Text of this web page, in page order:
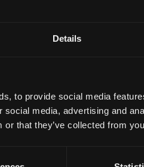
Details
to provide social media
media, advertising and
or that they’ve collected from
du kan kontakte os, hvis
af cookies.
om dig og din brug af
herunder analysere denne
tredjepartscookies samt
telefonnummer, mv.
behandler vi desuden